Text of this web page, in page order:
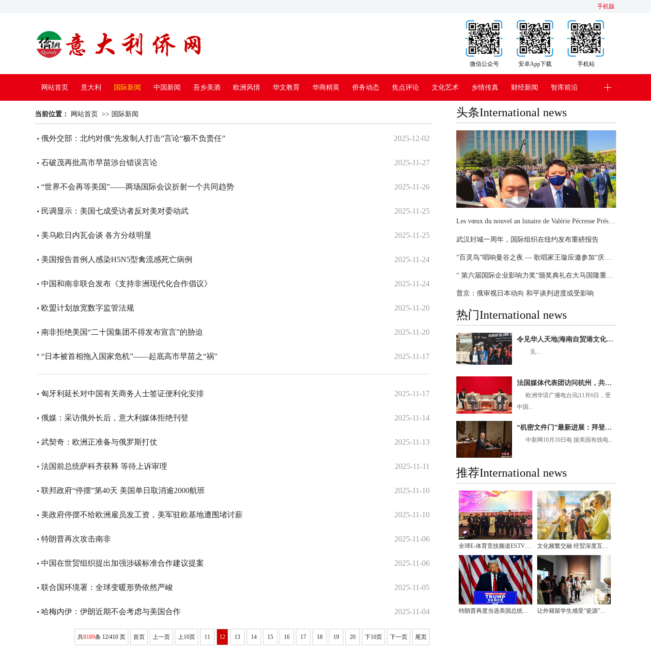
手机版
手机站
安卓App下载
微信公众号
网站首页 意大利 国际新闻 中国新闻 吾乡美酒 欧洲风情 华文教育 华商精英 侨务动态 焦点评论 文化艺术 乡情传真 财经新闻 智库前沿
中国电视 头条International news
Les vœux du nouvel an lunaire de Valérie Pécresse Présidente du Conseil régional Île-de-France
武汉封城一周年，国际组织在纽约发布重磅报告
“百灵鸟”唱响曼谷之夜 — 歌唱家王璇应邀参加“庆祝泰中建交45周年”大型晚会
“ 第六届国际企业影响力奖”颁奖典礼在大马国隆重举办
普京：俄审视日本动向 和平谈判进度或受影响
热门International news
令见华人天地|海南自贸港文化盛典闪耀国际舞台，《黎族家园》悉尼歌剧院圆满上演
见...
法国媒体代表团访问杭州，共探深化交流合作新机遇
欧洲华语广播电台讯|11月6日，受
中国...
“机密文件门”最新进展：拜登接受特别检察官问询
中新网10月10日电 据美国有线电...
推荐International news
全球E-体育竞技频道ESTV将在韩国设立亚洲分公司 文化频繁交融 经贸深度互促 美美与共的拉美江门情
当前位置： 网站首页 >> 国际新闻
2025-12-02
俄外交部：北约对俄“先发制人打击”言论“极不负责任”
2025-11-27
石破茂再批高市早苗涉台错误言论
2025-11-26
“世界不会再等美国”——两场国际会议折射一个共同趋势
2025-11-25
民调显示：美国七成受访者反对美对委动武
2025-11-25
美乌欧日内瓦会谈 各方分歧明显
2025-11-24
美国报告首例人感染H5N5型禽流感死亡病例
2025-11-24
中国和南非联合发布《支持非洲现代化合作倡议》
2025-11-20
欧盟计划放宽数字监管法规
2025-11-20
南非拒绝美国“二十国集团不得发布宣言”的胁迫
2025-11-17
“日本被首相拖入国家危机”——起底高市早苗之“祸”
2025-11-17
匈牙利延长对中国有关商务人士签证便利化安排
2025-11-14
俄媒：采访俄外长后，意大利媒体拒绝刊登
2025-11-13
武契奇：欧洲正准备与俄罗斯打仗
2025-11-11
法国前总统萨科齐获释 等待上诉审理
2025-11-10
联邦政府“停摆”第40天 美国单日取消逾2000航班
2025-11-10
美政府停摆不给欧洲雇员发工资，美军驻欧基地遭围堵讨薪
2025-11-06
特朗普再次攻击南非
2025-11-06
中国在世贸组织提出加强涉碳标准合作建议提案
2025-11-05
联合国环境署：全球变暖形势依然严峻
2025-11-04
哈梅内伊：伊朗近期不会考虑与美国合作
共8189条 12/410 页 首页 上一页 上10页 11 12 13 14 15 16 17 18 19 20 下10页 下一页 尾页